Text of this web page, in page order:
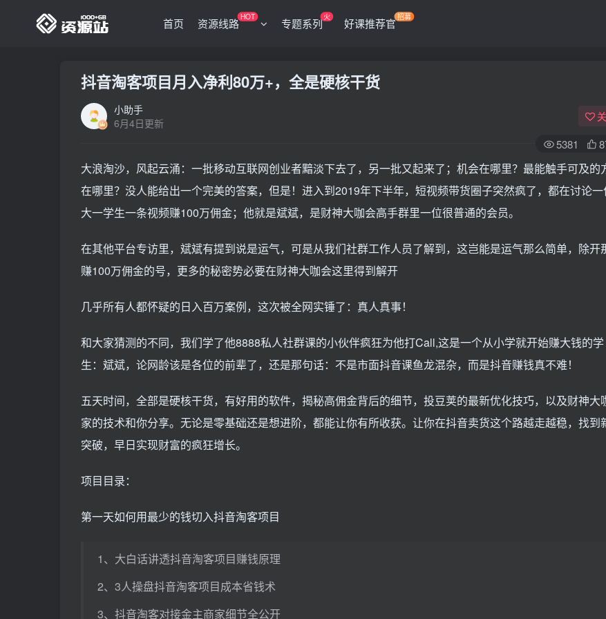
首页 资源线路HOT 专题系列火 好课推荐官招募
抖音淘客项目月入净利80万+，全是硬核干货
小助手
6月4日更新
5381
大浪淘沙，风起云涌：一批移动互联网创业者黯淡下去了，另一批又起来了；机会在哪里？最能触手可及的
在哪里？没人能给出一个完美的答案，但是！进入到2019年下半年，短视频带货圈子突然疯了，都在讨论一
大一学生一条视频赚100万佣金；他就是斌斌，是财神大咖会高手群里一位很普通的会员。
在其他平台专访里，斌斌有提到说是运气，可是从我们社群工作人员了解到，这岂能是运气那么简单，除开
赚100万佣金的号，更多的秘密势必要在财神大咖会这里得到解开
几乎所有人都怀疑的日入百万案例，这次被全网实锤了：真人真事！
和大家猜测的不同，我们学了他8888私人社群课的小伙伴疯狂为他打Call,这是一个从小学就开始赚大钱的学
生：斌斌，论网龄该是各位的前辈了，还是那句话：不是市面抖音课鱼龙混杂，而是抖音赚钱真不难！
五天时间，全部是硬核干货，有好用的软件，揭秘高佣金背后的细节，投豆荚的最新优化技巧，以及财神大
家的技术和你分享。无论是零基础还是想进阶，都能让你有所收获。让你在抖音卖货这个路越走越稳，找到
突破，早日实现财富的疯狂增长。
项目目录：
第一天如何用最少的钱切入抖音淘客项目
1、大白话讲透抖音淘客项目赚钱原理
2、3人操盘抖音淘客项目成本省钱术
3、抖音淘客对接金主商家细节全公开